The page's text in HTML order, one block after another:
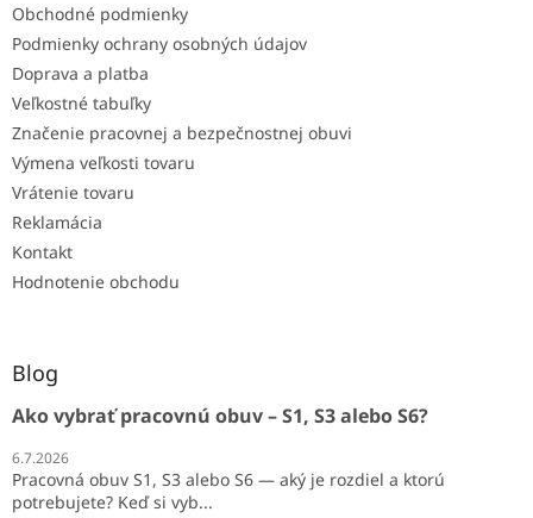
Obchodné podmienky
Podmienky ochrany osobných údajov
Doprava a platba
Veľkostné tabuľky
Značenie pracovnej a bezpečnostnej obuvi
Výmena veľkosti tovaru
Vrátenie tovaru
Reklamácia
Kontakt
Hodnotenie obchodu
Blog
Ako vybrať pracovnú obuv – S1, S3 alebo S6?
6.7.2026
Pracovná obuv S1, S3 alebo S6 — aký je rozdiel a ktorú
potrebujete? Keď si vyb...